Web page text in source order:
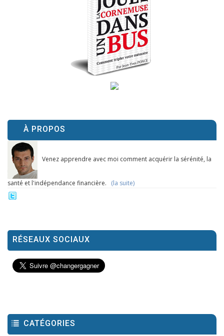
À PROPOS
Venez apprendre avec moi comment acquérir la sérénité, la
santé et l'indépendance financière. (la suite)
RÉSEAUX SOCIAUX
CATÉGORIES